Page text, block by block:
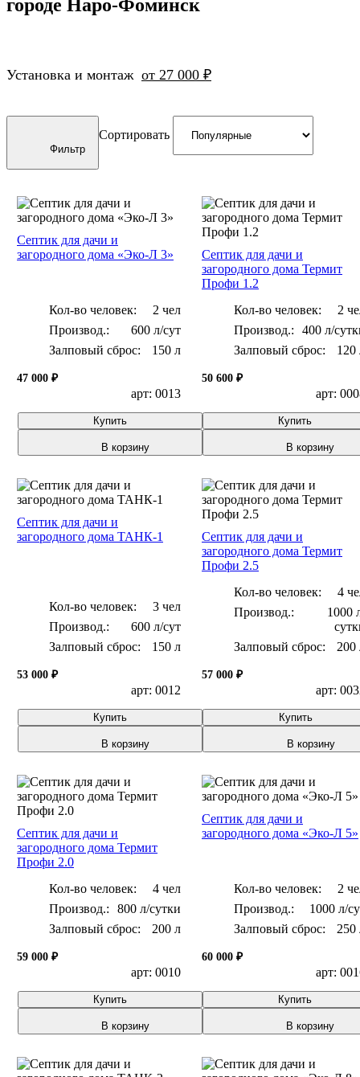
Biodevice
Спарта Плюс
ЕвроТанк
БиоТанк
Евролос Био
Евролос
Тополь
Топас - С
Для частного
дома
постоянного
проживания
Для дома
Для коттеджа
гостиницы
предприятия
микрорайона
Для склада
Для котельной
центра
пансионата
0,35 м3/сут
0,4 м3/сут
0,6 м3/сут
0,8 м3/сут
0,85 м3/сут
1,5 м3/сут
2.4 м3/сут
3 м3/сут
городе Наро-Фоминск
Установка и монтаж от 27 000 ₽
Фильтр
Сортировать
Септик для дачи и
загородного дома «Эко-Л 3»
Кол-во человек:
2 чел
600 л/сут
Залповый сброс:
150 л
47 000 ₽
арт: 0013
Купить
В корзину
Септик для дачи и
загородного дома Термит
Профи 1.2
Кол-во человек:
2
400 л/
Залповый сброс:
120
50 600 ₽
арт:
Купить
В корзину
Септик для дачи и
загородного дома ТАНК-1
Кол-во человек:
3 чел
600 л/сут
Залповый сброс:
150 л
53 000 ₽
арт: 0012
Купить
В корзину
Септик для дачи и
загородного дома Термит
Профи 2.5
Кол-во человек:
4
1000
Залповый сброс:
200
57 000 ₽
арт:
Купить
В корзину
Септик для дачи и
загородного дома Термит
Профи 2.0
Кол-во человек:
4 чел
800 л/сутки
Залповый сброс:
200 л
59 000 ₽
арт: 0010
Купить
В корзину
Септик для дачи и
загородного дома «Эко-Л 5»
Кол-во человек:
2
1000 л/
Залповый сброс:
250
60 000 ₽
арт:
Купить
В корзину